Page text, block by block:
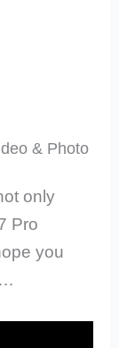
& Photo
only
Pro
you